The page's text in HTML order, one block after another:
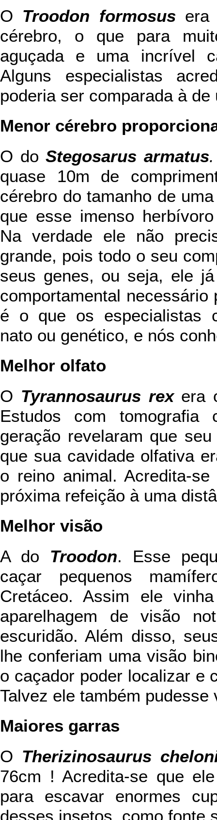
O Troodon formosusera
cérebro, o que para
aguçada e uma incrível
Alguns especialistas
poderia ser comparada à
Menor cérebro
O doStegosarus armatus.
quase 10m de
cérebro do tamanho de
que esse imenso
Na verdade ele não
grande, pois todo o seu
seus genes, ou seja, ele
comportamental
é o que os especialistas
nato ou genético, e nós
Melhor olfato
O Tyrannosaurus rexera
Estudos com tomografia
geração revelaram que
que sua cavidade olfativa
o reino animal. Acredita-
próxima refeição à uma
Melhor visão
A do Troodon. Esse
caçar pequenos
Cretáceo. Assim ele
aparelhagem de visão
escuridão. Além disso,
lhe conferiam uma visão
o caçador poder localizar e
Talvez ele também pudesse
Maiores garras
O Therizinosaurus
76cm ! Acredita-se que
para escavar enormes
desses insetos, como fonte